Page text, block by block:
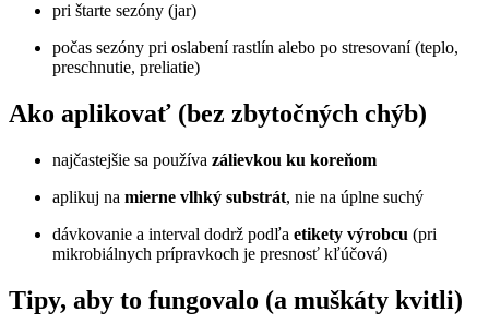
pri štarte sezóny (jar)
počas sezóny pri oslabení rastlín alebo po stresovaní (teplo,
preschnutie, preliatie)
Ako aplikovať (bez zbytočných chýb)
najčastejšie sa používa zálievkou ku koreňom
aplikuj na mierne vlhký substrát, nie na úplne suchý
dávkovanie a interval dodrž podľa etikety výrobcu (pri
mikrobiálnych prípravkoch je presnosť kľúčová)
Tipy, aby to fungovalo (a muškáty kvitli)